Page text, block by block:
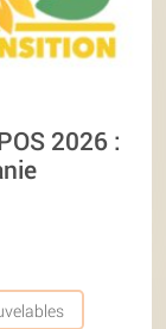
2026 :